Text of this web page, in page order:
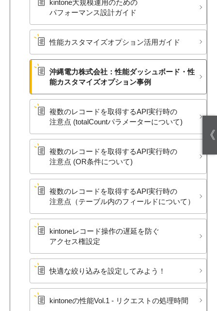
kintone大規模運用の​ための​
パフォーマンス設計ガイド
性能カスタマイズオプション活用ガイド
沖縄電力株式会社：性能ダッシュボード・性
能カスタマイズオプション事例
複数の​レコードを​取得する​API実行時の​
注意点 (totalCountパラメーターに​ついて​)
複数の​レコードを​取得する​API実行時の​
注意点 (OR条件に​ついて​)
複数の​レコードを​取得する​API実行時の​
注意点​（テーブル内の​フィールドに​ついて）
kintoneレコード操作の​遅延を​防ぐ​
アクセス権設定
快適な​絞り込みを​設定してみよう！
kintoneの​性能Vol.1 - リクエストの​処理時間
《